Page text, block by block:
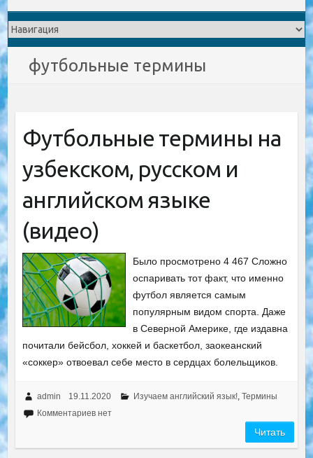
футбольные термины
Футбольные термины на
узбекском, русском и
английском языке
(видео)
Было просмотрено 4 467 Сложно
оспаривать тот факт, что именно
футбол является самым
популярным видом спорта. Даже
в Северной Америке, где издавна
почитали бейсбол, хоккей и баскетбол, заокеанский
«соккер» отвоевал себе место в сердцах болельщиков.
admin 19.11.2020 Изучаем английский язык!, Термины
Комментариев нет
Читать